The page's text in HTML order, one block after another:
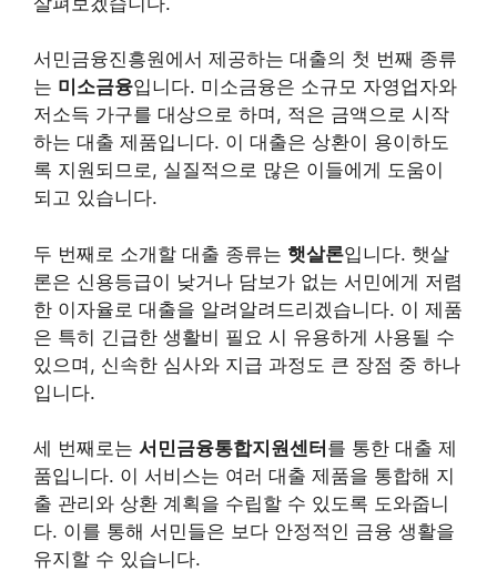
서민금융진흥원에서 제공하는 대출의 첫 번째 종류
는 미소금융입니다. 미소금융은 소규모 자영업자와
저소득 가구를 대상으로 하며, 적은 금액으로 시작
하는 대출 제품입니다. 이 대출은 상환이 용이하도
록 지원되므로, 실질적으로 많은 이들에게 도움이
되고 있습니다.
두 번째로 소개할 대출 종류는 햇살론입니다. 햇살
론은 신용등급이 낮거나 담보가 없는 서민에게 저렴
한 이자율로 대출을 알려알려드리겠습니다. 이 제품
은 특히 긴급한 생활비 필요 시 유용하게 사용될 수
있으며, 신속한 심사와 지급 과정도 큰 장점 중 하나
입니다.
세 번째로는 서민금융통합지원센터 를 통한 대출 제
품입니다. 이 서비스는 여러 대출 제품을 통합해 지
출 관리와 상환 계획을 수립할 수 있도록 도와줍니
다. 이를 통해 서민들은 보다 안정적인 금융 생활을
유지할 수 있습니다.